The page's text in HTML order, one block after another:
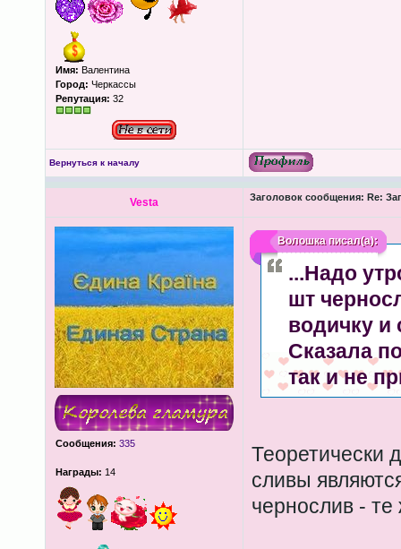
Имя: Валентина
Город: Черкассы
Репутация: 32
Вернуться к началу
Vesta Заголовок сообщения: Re:
Сообщения: 335
Награды: 14
Волошкаписал(а):
...Надо
шт
водичку и
Сказала
так и не
Теоретически
сливы
чернослив -